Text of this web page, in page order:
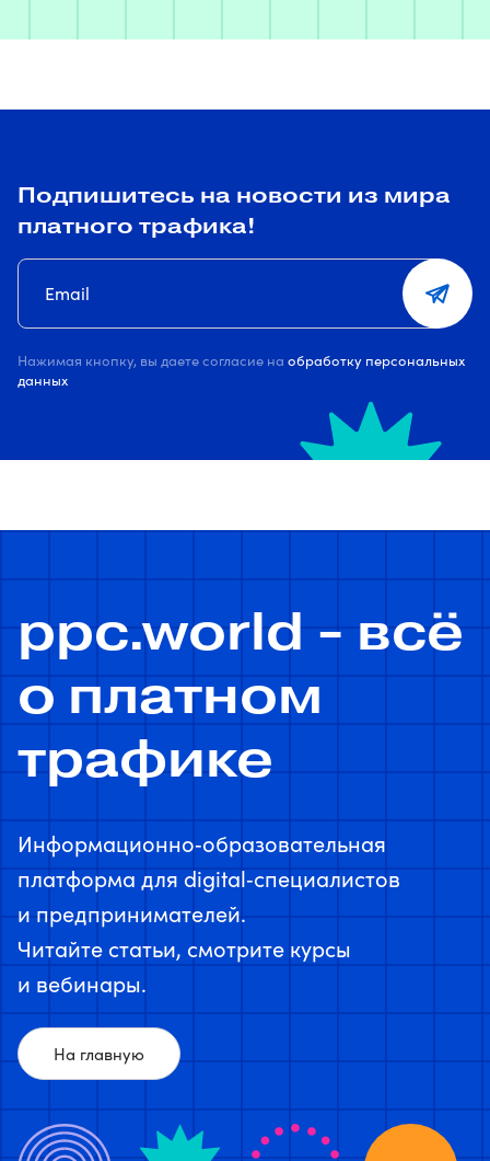
Подпишитесь на новости из мира
платного трафика!
Нажимая кнопку, вы даете согласие на обработку персональных
данных
ppc.world - всё
о платном
трафике
Информационно‑образовательная
платформа для digital‑специалистов
и предпринимателей.
Читайте статьи, смотрите курсы
и вебинары.
На главную